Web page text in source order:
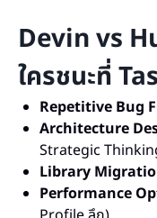
Devin vs
ใครชนะที่
Repetitive Bug
Architecture
Strategic
Library
Performance